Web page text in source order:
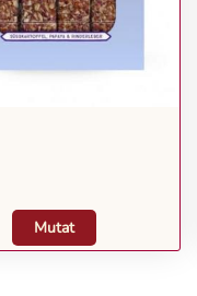
Mutat